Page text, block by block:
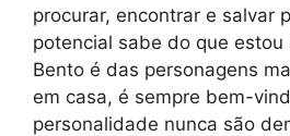
procurar, encontrar e salvar
potencial sabe do que estou
Bento é das personagens
em casa, é sempre bem-
personalidade nunca são